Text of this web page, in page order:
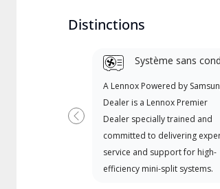
Distinctions
Système sans
A Lennox Powered by
Dealer is a Lennox Premier
Dealer specially trained and
committed to delivering
service and support for high-
efficiency mini-split systems.
Previous